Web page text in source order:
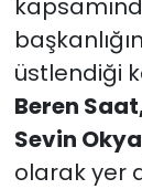
üstlendiği
Beren
Sevin
olarak yer